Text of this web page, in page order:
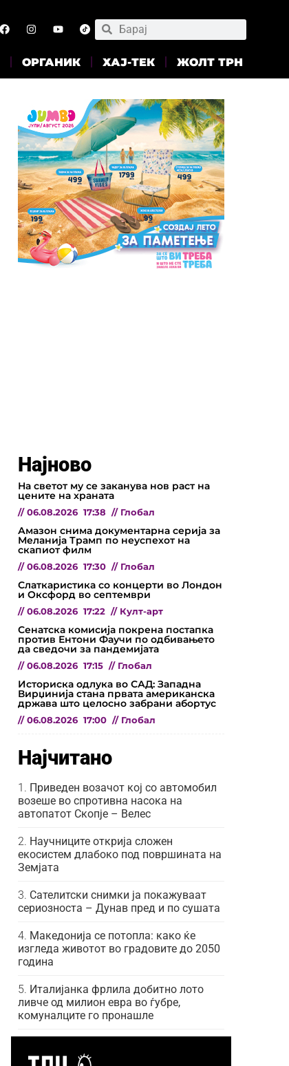
ОРГАНИК ХАЈ-ТЕК ЖОЛТ ТРН
Најново
На светот му се заканува нов раст на
цените на храната
// 06.08.2026 17:38 // Глобал
Амазон снима документарна серија за
Меланија Трамп по неуспехот на
скапиот филм
// 06.08.2026 17:30 // Глобал
Слаткаристика со концерти во Лондон
и Оксфорд во септември
// 06.08.2026 17:22 // Култ-арт
Сенатска комисија покрена постапка
против Ентони Фаучи по одбивањето
да сведочи за пандемијата
// 06.08.2026 17:15 // Глобал
Историска одлука во САД: Западна
Вирџинија стана првата американска
држава што целосно забрани абортус
// 06.08.2026 17:00 // Глобал
Најчитано
Приведен возачот кој со автомобил
возеше во спротивна насока на
автопатот Скопје – Велес
Научниците открија сложен
екосистем длабоко под површината на
Земјата
Сателитски снимки ја покажуваат
сериозноста – Дунав пред и по сушата
Македонија се потопла: како ќе
изгледа животот во градовите до 2050
година
Италијанка фрлила добитно лото
ливче од милион евра во ѓубре,
комуналците го пронашле